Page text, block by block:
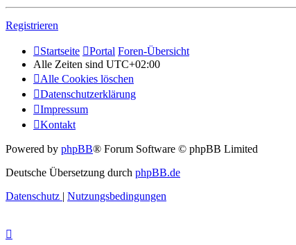
Registrieren
Startseite Portal Foren-Übersicht
Alle Zeiten sind UTC+02:00
Alle Cookies löschen
Datenschutzerklärung
Impressum
Kontakt
Powered by phpBB® Forum Software © phpBB Limited
Deutsche Übersetzung durch phpBB.de
Datenschutz | Nutzungsbedingungen